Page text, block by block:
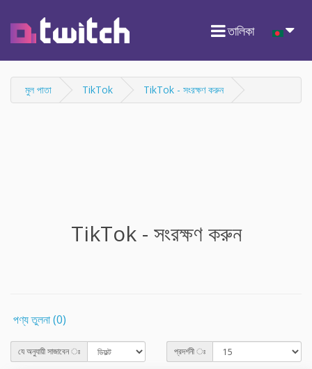
তালিকা
মুল পাতা TikTok TikTok - সংরক্ষণ করুন
TikTok - সংরক্ষণ করুন
পণ্য তুলনা (0)
যে অনুযায়ী সাজাবেন ঃ প্রদর্শনী ঃ